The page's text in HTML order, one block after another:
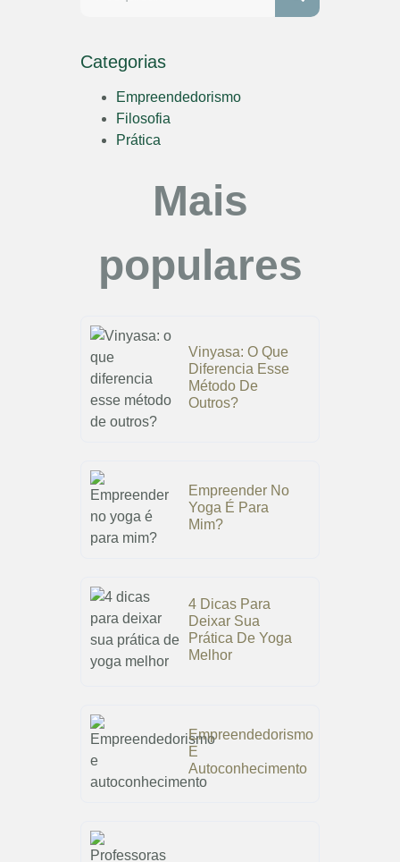
Categorias
Empreendedorismo
Filosofia
Prática
Mais
populares
Vinyasa: O Que
Diferencia Esse
Método De
Outros?
Empreender No
Yoga É Para
Mim?
4 Dicas Para
Deixar Sua
Prática De Yoga
Melhor
Empreendedorismo
E
Autoconhecimento